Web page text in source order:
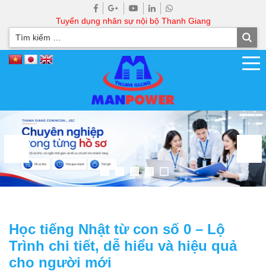
Tuyển dụng nhân sự nội bộ Thanh Giang
Học tiếng Nhật từ con số 0 – Lộ
Trình chi tiết, dễ hiểu và hiệu quả
cho người mới